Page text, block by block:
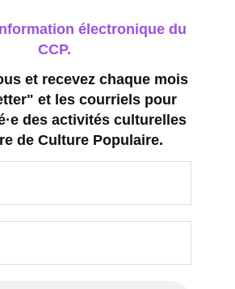
électronique du
CCP.
et recevez chaque mois
et les courriels pour
des activités culturelles
de Culture Populaire.